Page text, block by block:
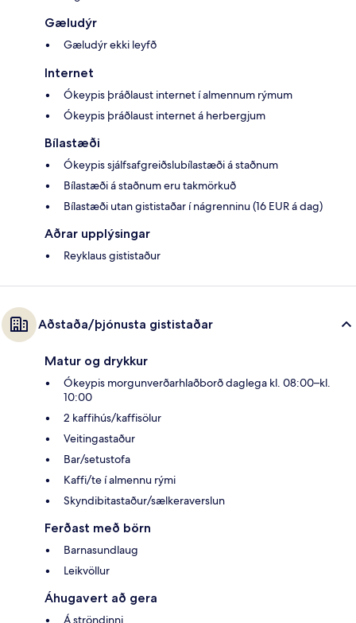
Gæludýr
Gæludýr ekki leyfð
Internet
Ókeypis þráðlaust internet í almennum rýmum
Ókeypis þráðlaust internet á herbergjum
Bílastæði
Ókeypis sjálfsafgreiðslubílastæði á staðnum
Bílastæði á staðnum eru takmörkuð
Bílastæði utan gististaðar í nágrenninu (16 EUR á dag)
Aðrar upplýsingar
Reyklaus gististaður
Aðstaða/þjónusta gististaðar
Matur og drykkur
Ókeypis morgunverðarhlaðborð daglega kl. 08:00–kl.
10:00
2 kaffihús/kaffisölur
Veitingastaður
Bar/setustofa
Kaffi/te í almennu rými
Skyndibitastaður/sælkeraverslun
Ferðast með börn
Barnasundlaug
Leikvöllur
Áhugavert að gera
Á ströndinni